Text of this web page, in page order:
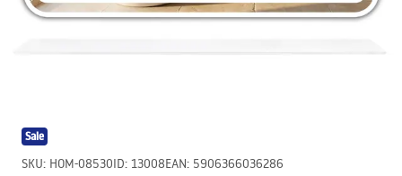
Sale
SKU: HOM-08530ID: 13008EAN: 5906366036286